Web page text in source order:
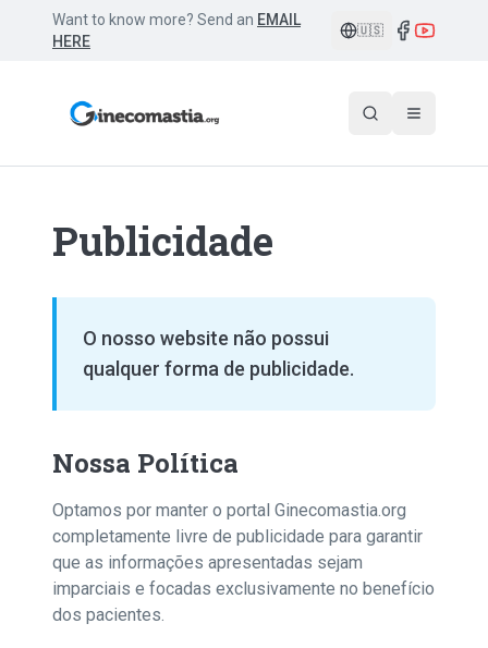
Want to know more? Send an EMAIL
HERE
🇺🇸
Publicidade
O nosso website não possui
qualquer forma de publicidade.
Nossa Política
Optamos por manter o portal Ginecomastia.org
completamente livre de publicidade para garantir
que as informações apresentadas sejam
imparciais e focadas exclusivamente no benefício
dos pacientes.